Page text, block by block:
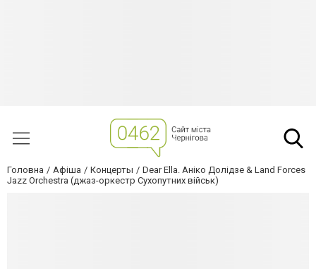
Головна Афіша Концерты
Dear Ella. Аніко Долідзе & Land Forces
Jazz Orchestra (джаз-оркестр Сухопутних військ)